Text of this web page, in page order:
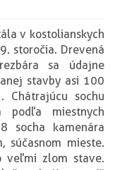
v kostolianskych
storočia. Drevená
sa údajne
stavby asi 100
Chátrajúcu sochu
podľa miestnych
socha kamenára
súčasnom mieste.
veľmi zlom stave.